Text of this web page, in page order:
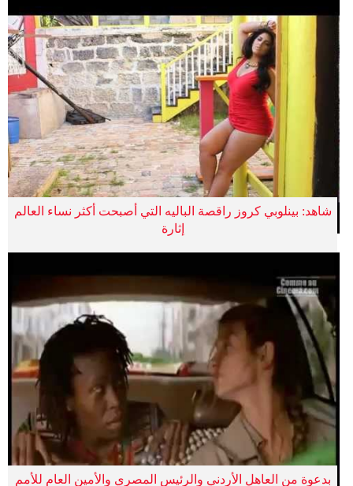
شاهد: بينلوبي كروز راقصة الباليه التي أصبحت أكثر نساء العالم
إثارة
بدعوة من العاهل الأردني والرئيس المصري والأمين العام للأمم